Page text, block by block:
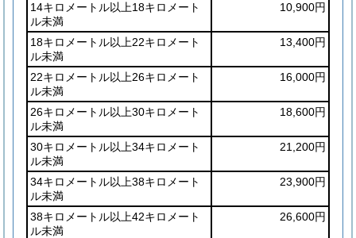
14キロメートル以上18キロメート
ル未満
10,900円
18キロメートル以上22キロメート
ル未満
13,400円
22キロメートル以上26キロメート
ル未満
16,000円
26キロメートル以上30キロメート
ル未満
18,600円
30キロメートル以上34キロメート
ル未満
21,200円
34キロメートル以上38キロメート
ル未満
23,900円
38キロメートル以上42キロメート
ル未満
26,600円